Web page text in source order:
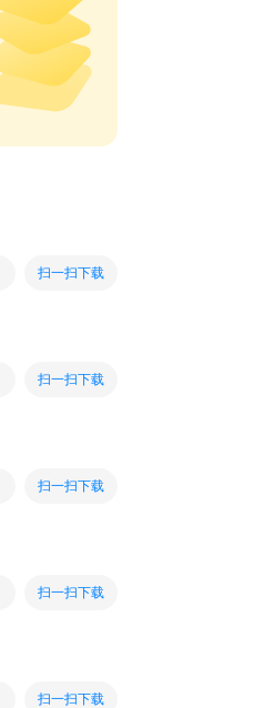
扫一扫下载
扫一扫下载
扫一扫下载
扫一扫下载
扫一扫下载